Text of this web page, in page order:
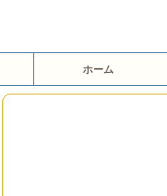
ホーム